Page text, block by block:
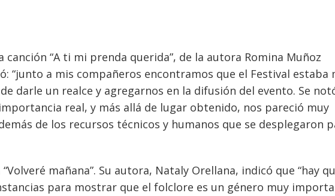
“A ti mi prenda querida”, de la autora Romina Muñoz
“junto a mis compañeros encontramos que el Festival estaba
darle un realce y agregarnos en la difusión del evento. Se
real, y más allá de lugar obtenido, nos pareció muy
de los recursos técnicos y humanos que se desplegaron
mañana”. Su autora, Nataly Orellana, indicó que “hay
para mostrar que el folclore es un género muy